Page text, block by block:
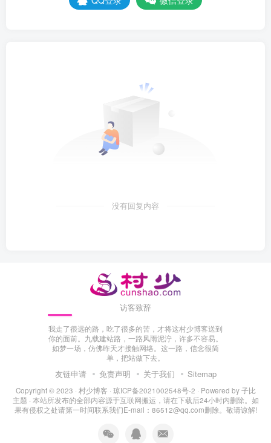
没有回复内容
访客致辞
我走了很远的路，吃了很多的苦，才将这村少博客送到
你的面前。九载建站路，一路风雨泥泞，许多不容易。
如梦一场，仿佛昨天才接触网络。这一路，信念很简
单，把站做下去。
友链申请 免责声明 关于我们 Sitemap
Copyright © 2023 · 村少博客 · 琼ICP备2021002548号-2 · Powered by子比
主题 · 本站所发布的全部内容源于互联网搬运，请在下载后24小时内删除。如
果有侵权之处请第一时间联系我们E-mail：86512@qq.com删除。敬请谅解!